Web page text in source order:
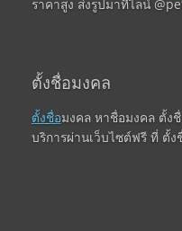
ราคาสูง ส่งรูปมาที่ไลน์
ตั้งชื่อมงคล
ตั้งชื่อมงคล หาชื่อมงคล ตั้ง
บริการผ่านเว็บไซต์ฟรี ที่ ตั้ง